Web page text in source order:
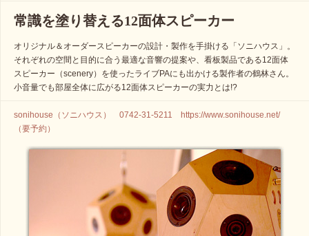
常識を塗り替える12面体スピーカー
オリジナル＆オーダースピーカーの設計・製作を手掛ける「ソニハウス」。
それぞれの空間と目的に合う最適な音響の提案や、看板製品である12面体
スピーカー（scenery）を使ったライブPAにも出かける製作者の鶴林さん。
小音量でも部屋全体に広がる12面体スピーカーの実力とは!?
sonihouse（ソニハウス） 0742-31-5211 https://www.sonihouse.net/
（要予約）